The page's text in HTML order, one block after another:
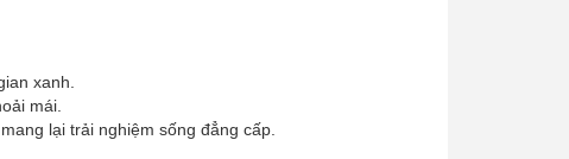
xanh.
mái.
lại trải nghiệm sống đẳng cấp.